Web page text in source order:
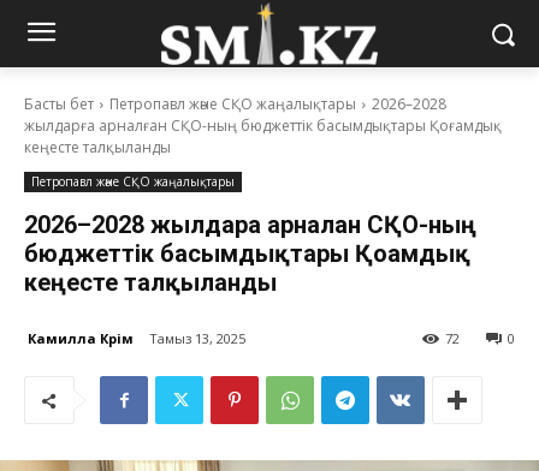
Басты бет Петропавл және СҚО жаңалықтары
2026–2028
жылдарға арналған СҚО-ның бюджеттік басымдықтары Қоғамдық
кеңесте талқыланды
Петропавл және СҚО жаңалықтары
2026–2028 жылдарға арналған СҚО-ның
бюджеттік басымдықтары Қоғамдық
кеңесте талқыланды
Камилла Кәрім Тамыз 13, 2025 0
72